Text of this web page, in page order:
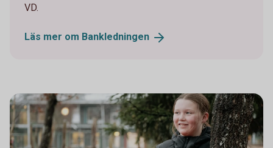
VD.
Läs mer om Bankledningen